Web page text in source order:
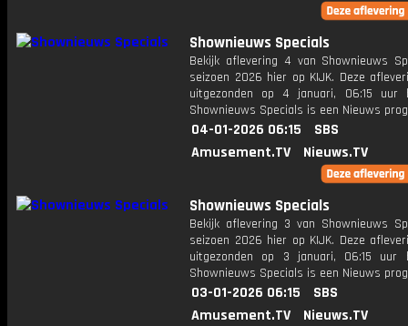
Shownieuws Specials
Bekijk aflevering 4 van Shownieuws
seizoen 2026 hier op KIJK. Deze
uitgezonden op 4 januari, 06:15 uur
Shownieuws Specials is een Nieuws
04-01-2026 06:15
SBS
Amusement.TV
Nieuws.TV
Shownieuws Specials
Bekijk aflevering 3 van Shownieuws
seizoen 2026 hier op KIJK. Deze
uitgezonden op 3 januari, 06:15 uur
Shownieuws Specials is een Nieuws
03-01-2026 06:15
SBS
Amusement.TV
Nieuws.TV